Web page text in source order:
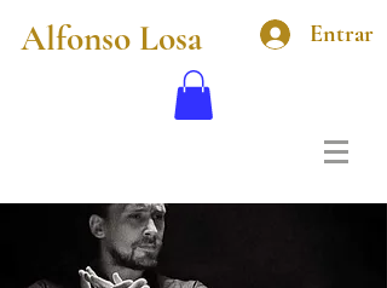
Alfonso Losa Entrar